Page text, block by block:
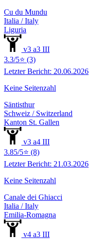
Cu du Mundu
Italia / Italy
Liguria
v3 a3 III
3.3/5⭐ (3)
Letzter Bericht: 20.06.2026
Keine Seitenzahl
Säntisthur
Schweiz / Switzerland
Kanton St. Gallen
v3 a4 III
3.85/5⭐ (8)
Letzter Bericht: 21.03.2026
Keine Seitenzahl
Canale dei Ghiacci
Italia / Italy
Emilia-Romagna
v4 a3 III